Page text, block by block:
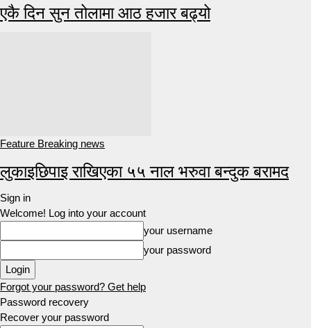
एकै दिन सुन तोलामा आठ हजार बढ्यो
Feature Breaking news
लुकाइछिपाइ राखिएका ५५ नाल भरुवा बन्दुक बरामद
Sign in
Welcome! Log into your account
your username
your password
Forgot your password? Get help
Password recovery
Recover your password